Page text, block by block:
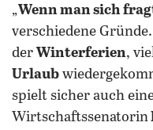
„Wenn man sich
verschiedene
der Winterferien,
Urlaub
spielt sicher auch
Wirtschaftssenatorin